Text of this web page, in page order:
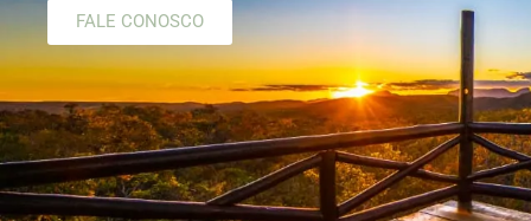
FALE CONOSCO